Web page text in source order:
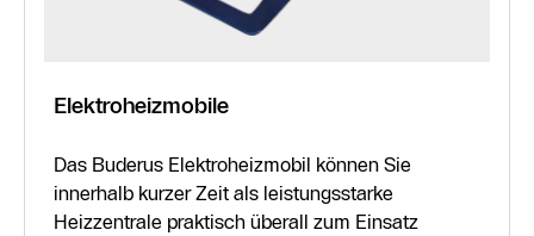
Elektroheizmobile
Das Buderus Elektroheizmobil können Sie
innerhalb kurzer Zeit als leistungsstarke
Heizzentrale praktisch überall zum Einsatz